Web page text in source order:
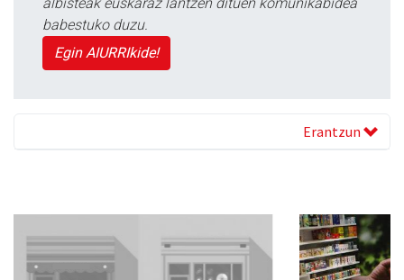
babestuko duzu.
Egin AIURRIkide!
Erantzun